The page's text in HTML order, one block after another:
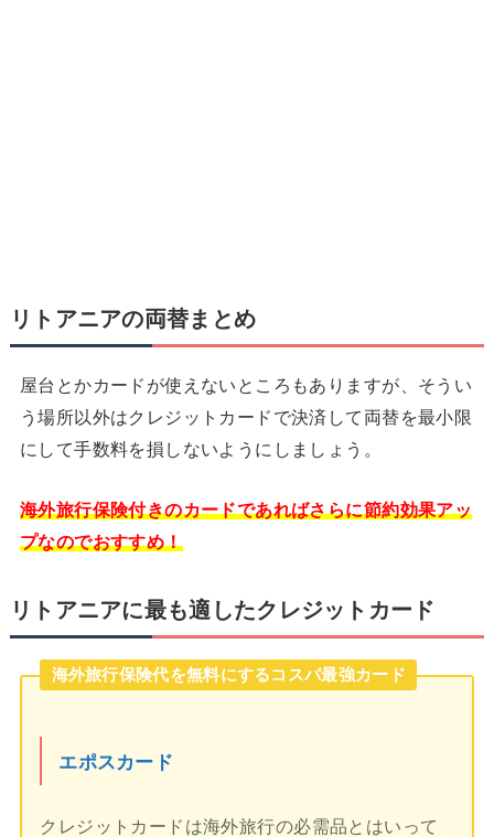
リトアニアの両替まとめ
屋台とかカードが使えないところもありますが、そうい
う場所以外はクレジットカードで決済して両替を最小限
にして手数料を損しないようにしましょう。
海外旅行保険付きのカードであればさらに節約効果アッ
プなのでおすすめ！
リトアニアに最も適したクレジットカード
海外旅行保険代を無料にするコスパ最強カード
エポスカード
クレジットカードは海外旅行の必需品とはいって